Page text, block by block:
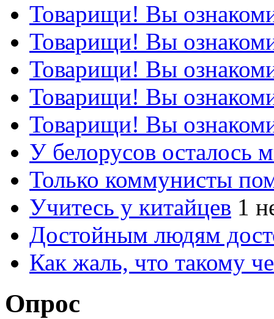
Товарищи! Вы
Товарищи! Вы
Товарищи! Вы
Товарищи! Вы
Товарищи! Вы
У белорусов осталось
Только коммунисты
Учитесь у китайцев 1
Достойным людям
Как жаль, что такому
Опрос